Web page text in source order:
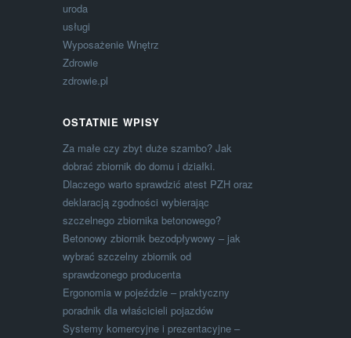
uroda
usługi
Wyposażenie Wnętrz
Zdrowie
zdrowie.pl
OSTATNIE WPISY
Za małe czy zbyt duże szambo? Jak
dobrać zbiornik do domu i działki.
Dlaczego warto sprawdzić atest PZH oraz
deklaracją zgodności wybierając
szczelnego zbiornika betonowego?
Betonowy zbiornik bezodpływowy – jak
wybrać szczelny zbiornik od
sprawdzonego producenta
Ergonomia w pojeździe – praktyczny
poradnik dla właścicieli pojazdów
Systemy komercyjne i prezentacyjne –